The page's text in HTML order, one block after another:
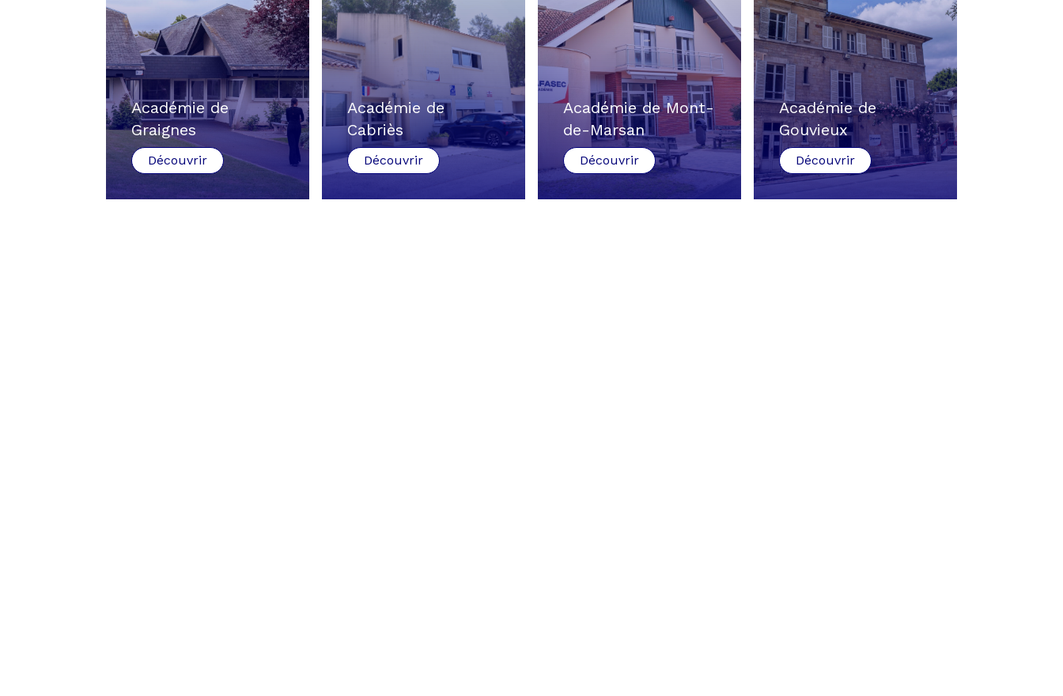
Académie de
Graignes
Découvrir
Académie de
Cabriès
Découvrir
Académie de Mont-
de-Marsan
Découvrir
Académie de
Gouvieux
Découvrir